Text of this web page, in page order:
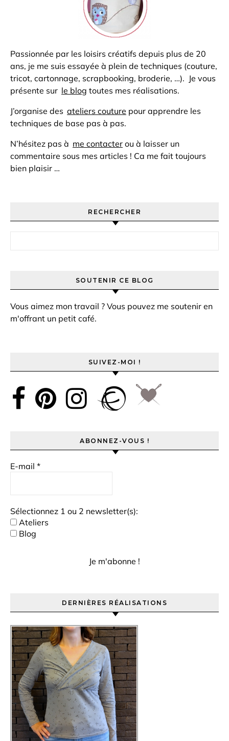
Passionnée par les loisirs créatifs depuis plus de 20
ans, je me suis essayée à plein de techniques (couture,
tricot, cartonnage, scrapbooking, broderie, …). Je vous
présente sur le blog toutes mes réalisations.
J’organise des ateliers couture pour apprendre les
techniques de base pas à pas.
N’hésitez pas à me contacter ou à laisser un
commentaire sous mes articles ! Ca me fait toujours
bien plaisir …
RECHERCHER
SOUTENIR CE BLOG
Vous aimez mon travail ? Vous pouvez me soutenir en
m'offrant un petit café.
SUIVEZ-MOI !
ABONNEZ-VOUS !
E-mail *
Sélectionnez 1 ou 2 newsletter(s):
Ateliers
Blog
DERNIÈRES RÉALISATIONS